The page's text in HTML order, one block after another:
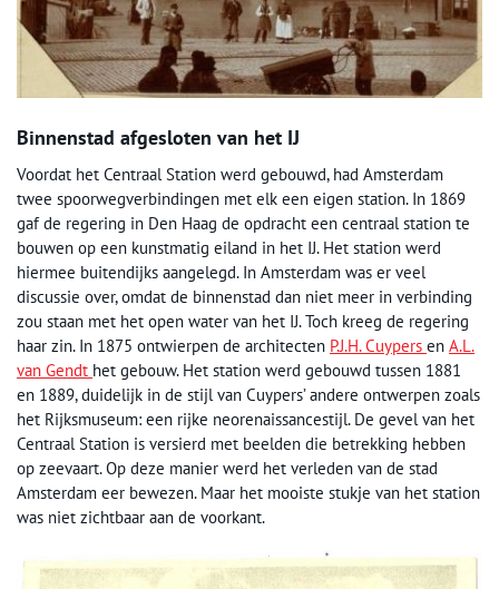
Binnenstad afgesloten van het IJ
Voordat het Centraal Station werd gebouwd, had Amsterdam
twee spoorwegverbindingen met elk een eigen station. In 1869
gaf de regering in Den Haag de opdracht een centraal station te
bouwen op een kunstmatig eiland in het IJ. Het station werd
hiermee buitendijks aangelegd. In Amsterdam was er veel
discussie over, omdat de binnenstad dan niet meer in verbinding
zou staan met het open water van het IJ. Toch kreeg de regering
haar zin. In 1875 ontwierpen de architecten P.J.H. Cuypers en A.L.
van Gendt het gebouw. Het station werd gebouwd tussen 1881
en 1889, duidelijk in de stijl van Cuypers’ andere ontwerpen zoals
het Rijksmuseum: een rijke neorenaissancestijl. De gevel van het
Centraal Station is versierd met beelden die betrekking hebben
op zeevaart. Op deze manier werd het verleden van de stad
Amsterdam eer bewezen. Maar het mooiste stukje van het station
was niet zichtbaar aan de voorkant.